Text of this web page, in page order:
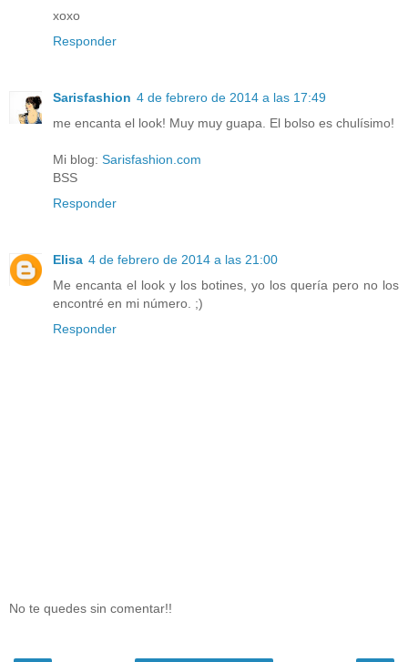
xoxo
Responder
Sarisfashion 4 de febrero de 2014 a las 17:49
me encanta el look! Muy muy guapa. El bolso es chulísimo!
Mi blog: Sarisfashion.com
BSS
Responder
Elisa 4 de febrero de 2014 a las 21:00
Me encanta el look y los botines, yo los quería pero no los
encontré en mi número. ;)
Responder
No te quedes sin comentar!!